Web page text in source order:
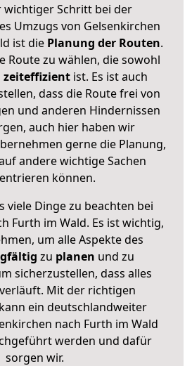
wichtiger Schritt bei der
Umzugs von Gelsenkirchen
ist diePlanung der Routen.
Route zu wählen, die sowohl
zeiteffizientist. Es ist auch
dass die Route frei von
und anderen Hindernissen
auch hier haben wir
gerne die Planung,
andere wichtige Sachen
können.
viele Dinge zu beachten bei
Furth im Wald. Es ist wichtig,
um alle Aspekte des
zu planen und zu
sicherzustellen, dass alles
Mit der richtigen
ein deutschlandweiter
nach Furth im Wald
werden und dafür
sorgen wir.